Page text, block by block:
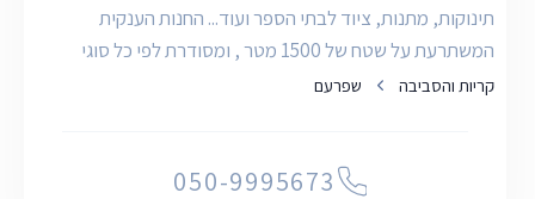
תינוקות, מתנות, ציוד לבתי הספר ועוד... החנות הענקית
המשתרעת על שטח של 1500 מטר , ומסודרת לפי כל סוגי
המחלק
קריות והסביבה שפרעם
050-9995673